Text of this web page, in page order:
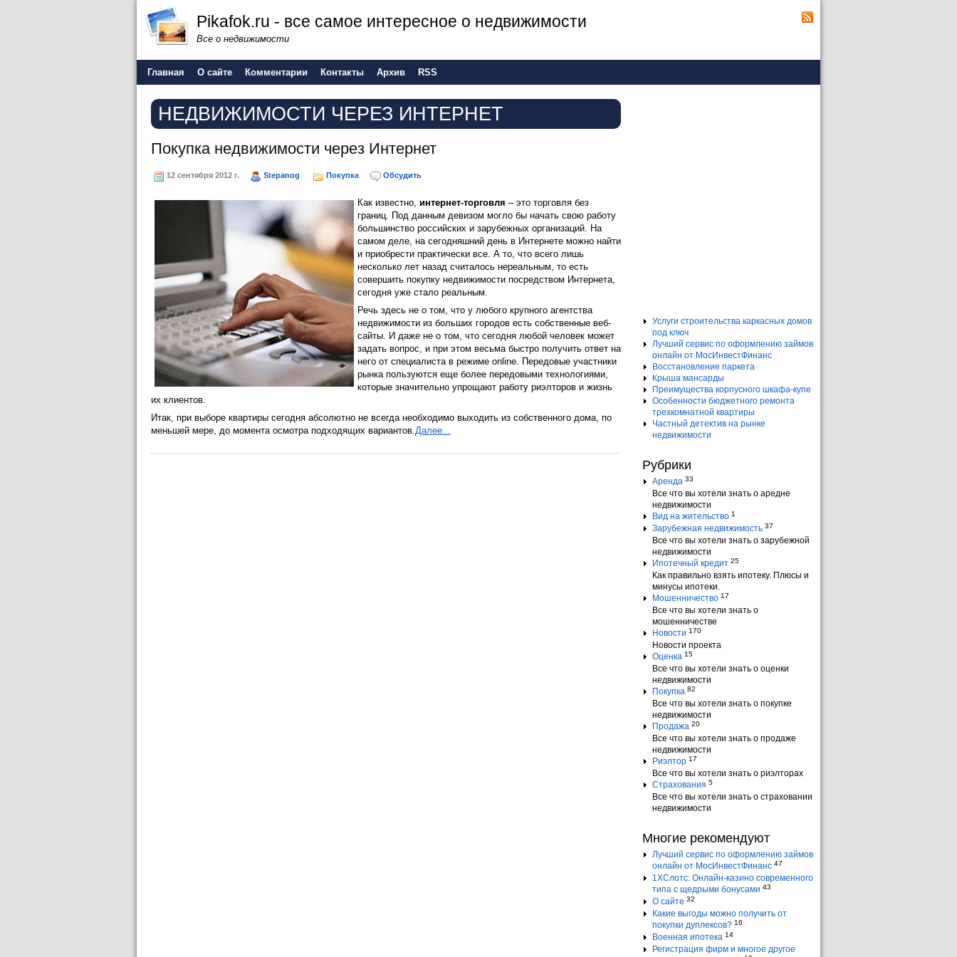
Pikafok.ru - все самое интересное о недвижимости
Все о недвижимости
Главная О сайте Комментарии Контакты Архив RSS
НЕДВИЖИМОСТИ ЧЕРЕЗ ИНТЕРНЕТ
Покупка недвижимости через Интернет
12 сентября 2012 г. Stepanog Покупка Обсудить
Как известно, интернет-торговля – это торговля без
границ. Под данным девизом могло бы начать свою работу
большинство российских и зарубежных организаций. На
самом деле, на сегодняшний день в Интернете можно найти
и приобрести практически все. А то, что всего лишь
несколько лет назад считалось нереальным, то есть
совершить покупку недвижимости посредством Интернета,
сегодня уже стало реальным.
Речь здесь не о том, что у любого крупного агентства
недвижимости из больших городов есть собственные веб-
сайты. И даже не о том, что сегодня любой человек может
задать вопрос, и при этом весьма быстро получить ответ на
него от специалиста в режиме online. Передовые участники
рынка пользуются еще более передовыми технологиями,
которые значительно упрощают работу риэлторов и жизнь
их клиентов.
Итак, при выборе квартиры сегодня абсолютно не всегда необходимо выходить из собственного дома, по
меньшей мере, до момента осмотра подходящих вариантов.Далее...
Услуги строительства каркасных домов
под ключ
Лучший сервис по оформлению займов
онлайн от МосИнвестФинанс
Восстановление паркета
Крыша мансарды
Преимущества корпусного шкафа-купе
Особенности бюджетного ремонта
трехкомнатной квартиры
Частный детектив на рынке
недвижимости
Рубрики
Аренда 33
Все что вы хотели знать о аредне
недвижимости
Вид на жительство 1
Зарубежная недвижимость 37
Все что вы хотели знать о зарубежной
недвижимости
Ипотечный кредит 25
Как правильно взять ипотеку. Плюсы и
минусы ипотеки.
Мошенничество 17
Все что вы хотели знать о
мошенничестве
Новости 170
Новости проекта
Оценка 15
Все что вы хотели знать о оценки
недвижимости
Покупка 82
Все что вы хотели знать о покупке
недвижимости
Продажа 20
Все что вы хотели знать о продаже
недвижимости
Риэлтор 17
Все что вы хотели знать о риэлторах
Страхования 5
Все что вы хотели знать о страховании
недвижимости
Многие рекомендуют
Лучший сервис по оформлению займов
онлайн от МосИнвестФинанс 47
1ХСлотс: Онлайн-казино современного
типа с щедрыми бонусами 43
О сайте 32
Какие выгоды можно получить от
покупки дуплексов? 16
Военная ипотека 14
Регистрация фирм и многое другое